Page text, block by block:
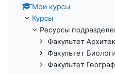
Мои курсы
Курсы
Ресурсы
Факультет
Факультет
Факультет